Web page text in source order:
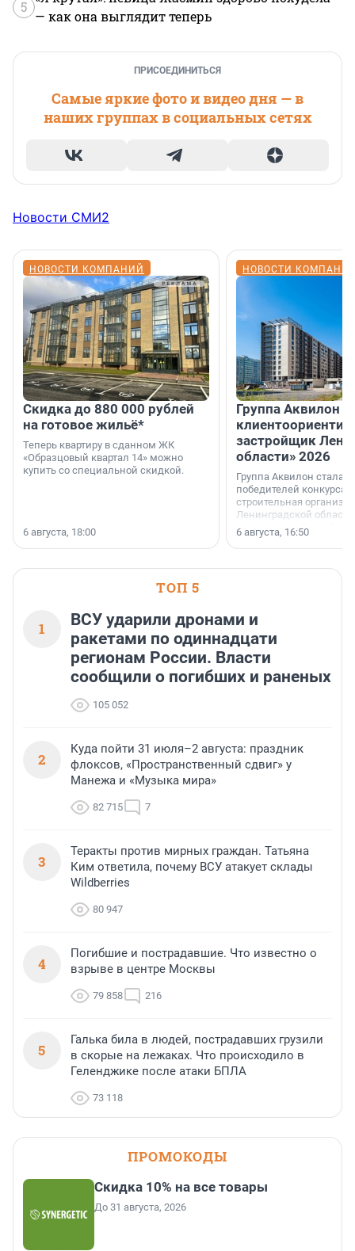
5
— как она выглядит теперь
ПРИСОЕДИНИТЬСЯ
Самые яркие фото и видео дня — в
наших группах в социальных сетях
Новости СМИ2
НОВОСТИ КОМПАНИЙ
Скидка до 880 000 рублей
на готовое жильё*
Теперь квартиру в сданном ЖК
«Образцовый квартал 14» можно
купить со специальной скидкой.
6 августа, 18:00
НОВОСТИ
Группа Аквилон
застройщик
области» 2026
Группа Аквилон стала
победителей конкурса
строительная
Ленинградской области
номинации «Самый
застройщик
области».
6 августа, 16:50
ТОП 5
1
ВСУ ударили дронами и
ракетами по одиннадцати
регионам России. Власти
сообщили о погибших и раненых
105 052
2
Куда пойти 31 июля–2 августа: праздник
флоксов, «Пространственный сдвиг» у
Манежа и «Музыка мира»
82 715 7
3
Теракты против мирных граждан. Татьяна
Ким ответила, почему ВСУ атакует склады
Wildberries
80 947
4
Погибшие и пострадавшие. Что известно о
взрыве в центре Москвы
79 858 216
5
Галька била в людей, пострадавших грузили
в скорые на лежаках. Что происходило в
Геленджике после атаки БПЛА
73 118
ПРОМОКОДЫ
Скидка 10% на все товары
До 31 августа, 2026